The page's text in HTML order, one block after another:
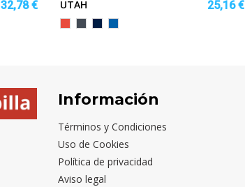
32,78 €
UTAH
25,16 €
Información
Términos y Condiciones
Uso de Cookies
Política de privacidad
Aviso legal